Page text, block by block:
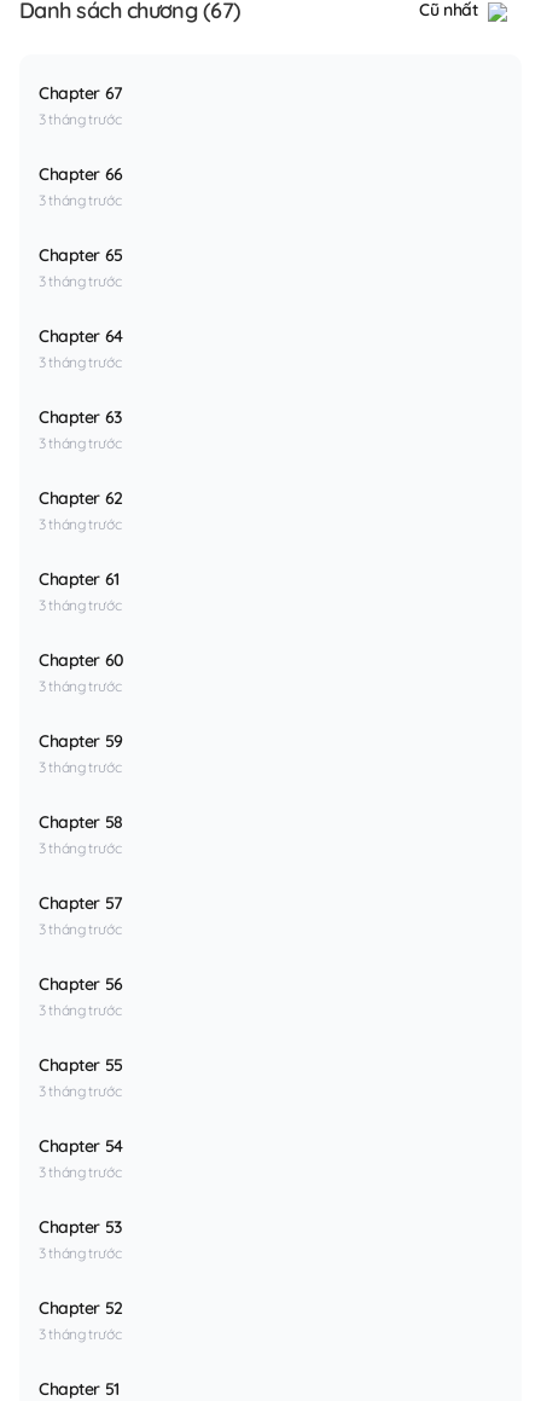
Danh sách chương (67) Cũ nhất
Chapter 67
3 tháng trước
Chapter 66
3 tháng trước
Chapter 65
3 tháng trước
Chapter 64
3 tháng trước
Chapter 63
3 tháng trước
Chapter 62
3 tháng trước
Chapter 61
3 tháng trước
Chapter 60
3 tháng trước
Chapter 59
3 tháng trước
Chapter 58
3 tháng trước
Chapter 57
3 tháng trước
Chapter 56
3 tháng trước
Chapter 55
3 tháng trước
Chapter 54
3 tháng trước
Chapter 53
3 tháng trước
Chapter 52
3 tháng trước
Chapter 51